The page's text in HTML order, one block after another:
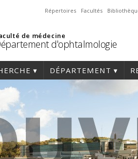
Répertoires Facultés
de médecine
d'ophtalmologie
DÉPARTEMENT